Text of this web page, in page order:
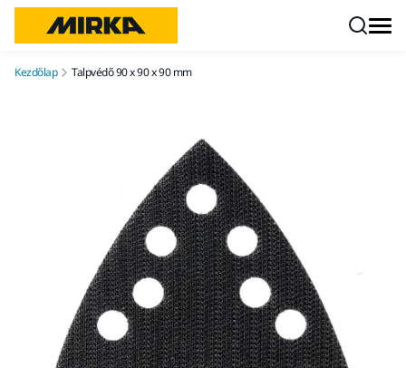
Kezdőlap Talpvédő 90 x 90 x 90 mm